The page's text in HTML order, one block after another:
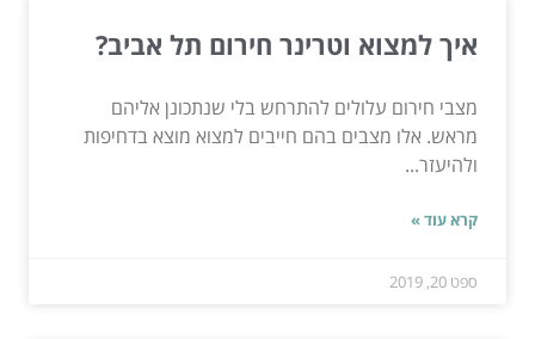
איך למצוא וטרינר חירום תל אביב?
מצבי חירום עלולים להתרחש בלי שנתכונן אליהם
מראש. אלו מצבים בהם חייבים למצוא מוצא בדחיפות
ולהיעזר...
קרא עוד »
ספט 20, 2019